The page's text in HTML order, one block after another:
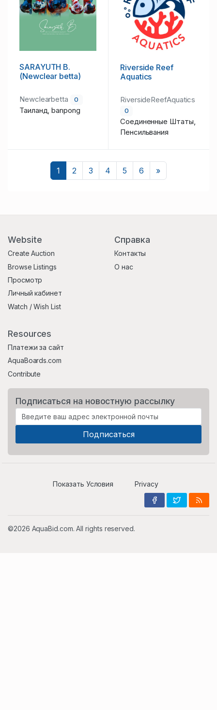
SARAYUTH B.
(Newclear betta)
Newclearbetta 0
Таиланд, banpong
Riverside Reef
Aquatics
RiversideReefAquatics
0
Соединенные Штаты,
Пенсильвания
1 2 3 4 5 6 »Следующий
Website
Create Auction
Browse Listings
Просмотр
Личный кабинет
Watch / Wish List
Справка
Контакты
О нас
Resources
Платежи за сайт
AquaBoards.com
Contribute
Подписаться на новостную рассылку
Показать Условия Privacy
©2026 AquaBid.com. All rights reserved.